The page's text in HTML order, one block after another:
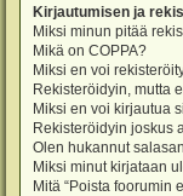
Kirjautumisen ja
Miksi minun pitää
Mikä on COPPA?
Miksi en voi
Rekisteröidyin, mutta
Miksi en voi kirjautua
Rekisteröidyin joskus
Olen hukannut
Miksi minut kirjataan
Mitä “Poista foorumin